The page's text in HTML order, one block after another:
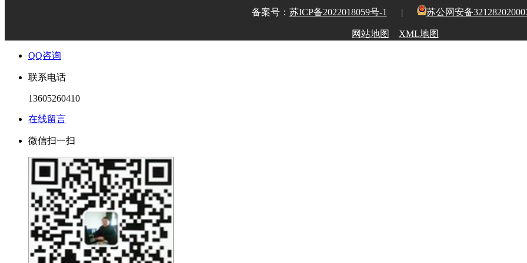
备案号： 苏ICP备2022018059号-1 | 苏公网安备
网站地图 XML地图
QQ咨询
联系电话
13605260410
在线留言
微信扫一扫